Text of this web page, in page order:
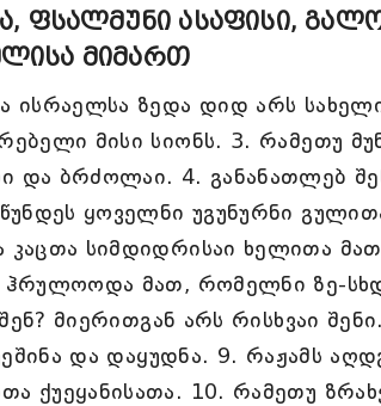
ფსალმუნი ასაფისი,
მიმართ
ისრაელსა ზედა დიდ არს
მისი სიონს. 3. რამეთუ
და ბრძოლაი. 4. განანათლებ
ყოველნი უგუნურნი
სიმდიდრისაი ხელითა
მათ, რომელნი ზე-
მიერითგან არს რისხვაი
და დაყუდნა. 9. რაჟამს
ქუეყანისათა. 10. რამეთუ